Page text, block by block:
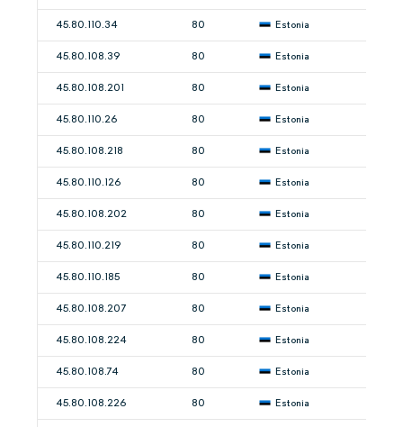
45.80.110.34 80 Estonia
45.80.108.39 80 Estonia
45.80.108.201 80 Estonia
45.80.110.26 80 Estonia
45.80.108.218 80 Estonia
45.80.110.126 80 Estonia
45.80.108.202 80 Estonia
45.80.110.219 80 Estonia
45.80.110.185 80 Estonia
45.80.108.207 80 Estonia
45.80.108.224 80 Estonia
45.80.108.74 80 Estonia
45.80.108.226 80 Estonia